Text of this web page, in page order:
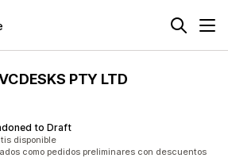
PTY LTD
to Draft
disponible
como pedidos preliminares con descuentos